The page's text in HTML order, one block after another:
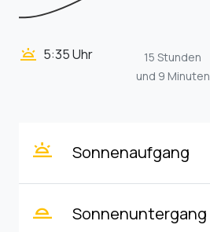
wb_twilight 5:35 Uhr
15 Stunden
und 9 Minuten
wb_twilight Sonnenaufgang
wb_twilight_2 Sonnenuntergang